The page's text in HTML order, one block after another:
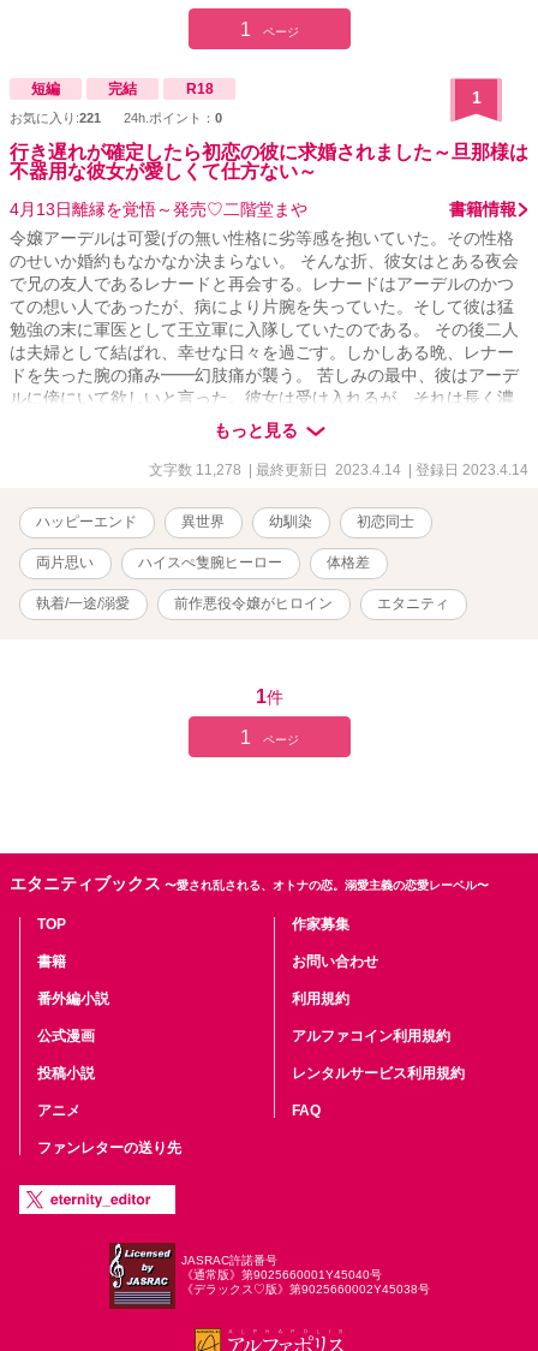
1 ページ
短編 完結 R18
お気に入り:221 24h.ポイント： 0
1
行き遅れが確定したら初恋の彼に求婚されました～旦那様は
不器用な彼女が愛しくて仕方ない～
4月13日離縁を覚悟～発売♡二階堂まや
書籍情報
令嬢アーデルは可愛げの無い性格に劣等感を抱いていた。その性格
のせいか婚約もなかなか決まらない。 そんな折、彼女はとある夜会
で兄の友人であるレナードと再会する。レナードはアーデルのかつ
ての想い人であったが、病により片腕を失っていた。そして彼は猛
勉強の末に軍医として王立軍に入隊していたのである。 その後二人
は夫婦として結ばれ、幸せな日々を過ごす。しかしある晩、レナー
ドを失った腕の痛み━━幻肢痛が襲う。 苦しみの最中、彼はアーデ
ルに傍にいて欲しいと言った。彼女は受け入れるが、それは長く濃
密な夜の幕開けであった。 +身体欠損表現有り。
もっと見る
文字数 11,278 | 最終更新日 2023.4.14 | 登録日 2023.4.14
ハッピーエンド 異世界 幼馴染 初恋同士
両片思い ハイスぺ隻腕ヒーロー 体格差
執着/一途/溺愛 前作悪役令嬢がヒロイン エタニティ
1件
1 ページ
エタニティブックス 〜愛され乱される、オトナの恋。溺愛主義の恋愛レーベル〜
TOP
書籍
番外編小説
公式漫画
投稿小説
アニメ
ファンレターの送り先
作家募集
お問い合わせ
利用規約
アルファコイン利用規約
レンタルサービス利用規約
FAQ
JASRAC許諾番号
《通常版》第9025660001Y45040号
《デラックス♡版》第9025660002Y45038号